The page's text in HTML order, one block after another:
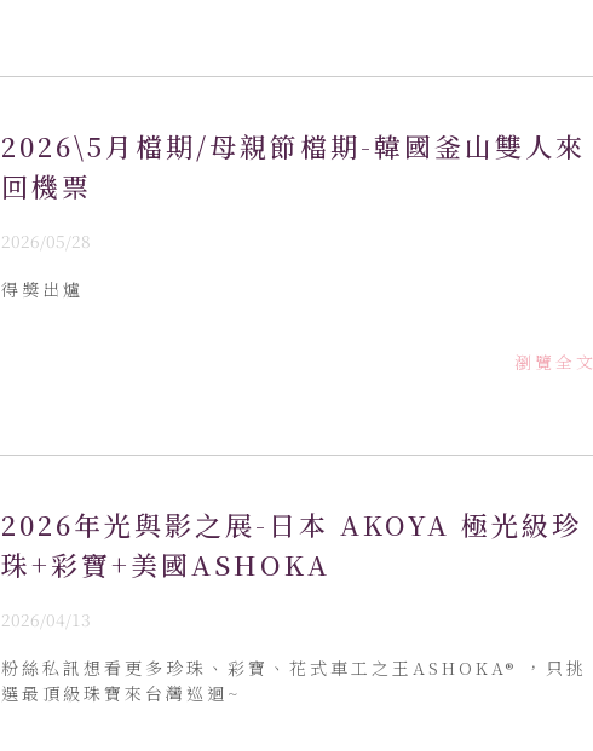
2026\5月檔期/母親節檔期-韓國釜山雙人來
回機票
2026/05/28
得獎出爐
瀏覽全文
2026年光與影之展-日本 AKOYA 極光級珍
珠+彩寶+美國ASHOKA
2026/04/13
粉絲私訊想看更多珍珠、彩寶、花式車工之王ASHOKA® ，只挑
選最頂級珠寶來台灣巡迴~